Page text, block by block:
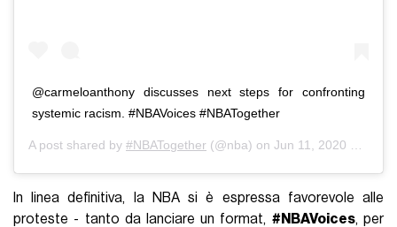
@carmeloanthony discusses next steps for confronting
systemic racism. #NBAVoices #NBATogether
A post shared by#NBATogether (@nba) onJun 11, 2020 at 8:23pm PDT
In linea definitiva, la NBA si è espressa favorevole alle
proteste - tanto da lanciare un format, #NBAVoices, per